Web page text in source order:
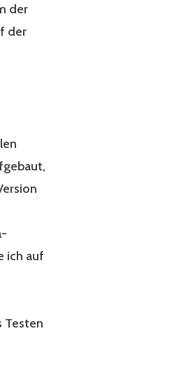
der
der
ich auf
Testen